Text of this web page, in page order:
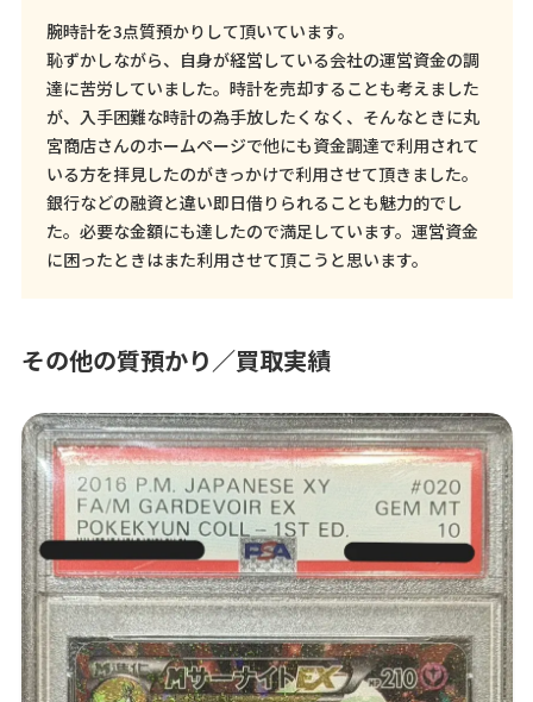
腕時計を3点質預かりして頂いています。
恥ずかしながら、自身が経営している会社の運営資金の調
達に苦労していました。時計を売却することも考えました
が、入手困難な時計の為手放したくなく、そんなときに丸
宮商店さんのホームページで他にも資金調達で利用されて
いる方を拝見したのがきっかけで利用させて頂きました。
銀行などの融資と違い即日借りられることも魅力的でし
た。必要な金額にも達したので満足しています。運営資金
に困ったときはまた利用させて頂こうと思います。
その他の質預かり／買取実績